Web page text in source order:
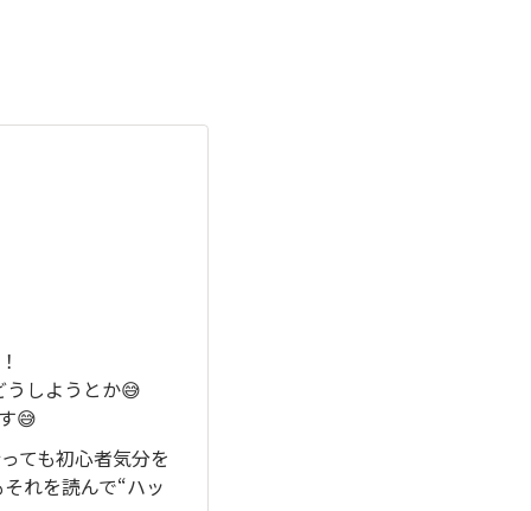
しようとか😅
😅
ても初心者気分を
れを読んで“ハッ